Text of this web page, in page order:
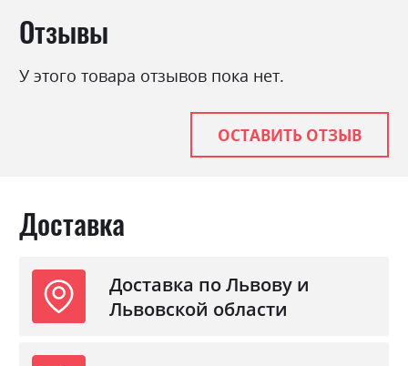
Тип
Нагрузка на одно спальное
место
120
класика, мінімалізм,
модерн
Ниша для белья
Отзывы
У этого товара отзывов пока нет.
ОСТАВИТЬ ОТЗЫВ
Доставка
Доставка по Львову и
Львовской области